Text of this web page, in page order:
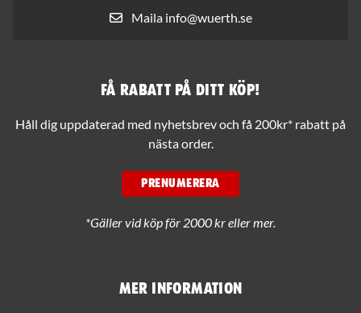
Maila info@wuerth.se
Mer information
Få rabatt på ditt köp!
Håll dig uppdaterad med nyhetsbrev och få 200kr* rabatt på
nästa order.
PRENUMERERA
*Gäller vid köp för 2000 kr eller mer.